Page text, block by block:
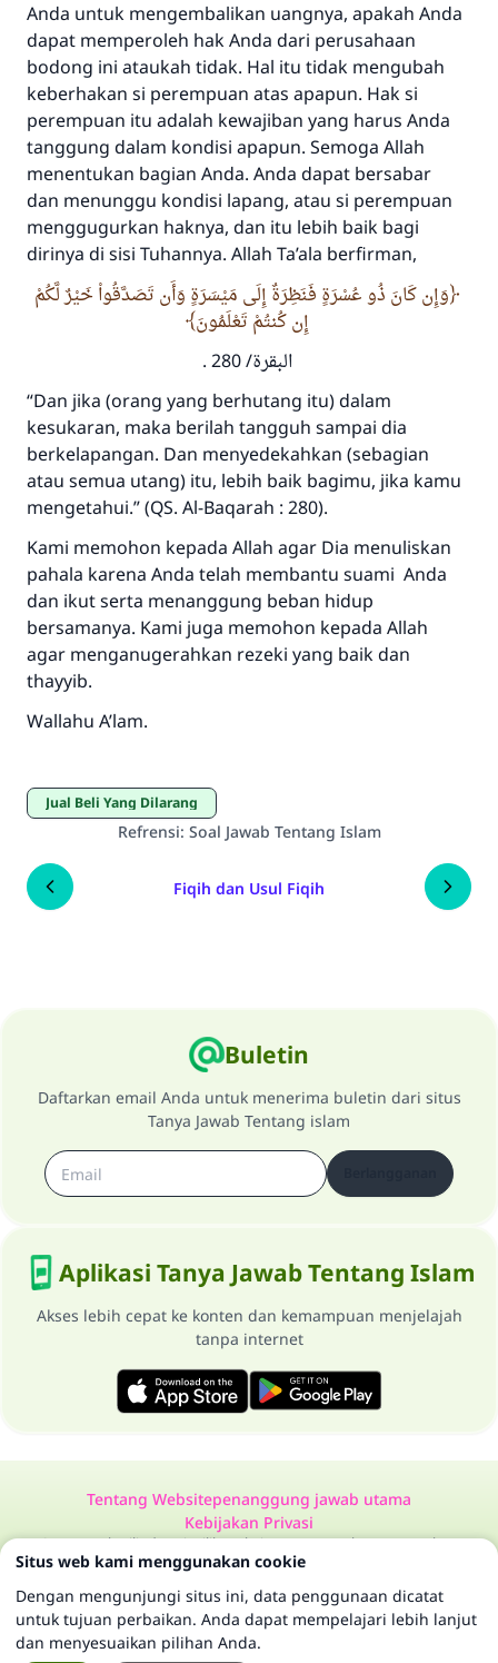
Anda untuk mengembalikan uangnya, apakah Anda
dapat memperoleh hak Anda dari perusahaan
bodong ini ataukah tidak. Hal itu tidak mengubah
keberhakan si perempuan atas apapun. Hak si
perempuan itu adalah kewajiban yang harus Anda
tanggung dalam kondisi apapun. Semoga Allah
menentukan bagian Anda. Anda dapat bersabar
dan menunggu kondisi lapang, atau si perempuan
menggugurkan haknya, dan itu lebih baik bagi
dirinya di sisi Tuhannya. Allah Ta’ala berfirman,
وَإِن كَانَ ذُو عُسْرَةٍ فَنَظِرَةٌ إِلَى مَيْسَرَةٍ وَأَن تَصَدَّقُواْ خَيْرٌ لَّكُمْ
إِن كُنتُمْ تَعْلَمُونَ
البقرة/ 280 .
“Dan jika (orang yang berhutang itu) dalam
kesukaran, maka berilah tangguh sampai dia
berkelapangan. Dan menyedekahkan (sebagian
atau semua utang) itu, lebih baik bagimu, jika kamu
mengetahui.”(QS. Al-Baqarah : 280).
Kami memohon kepada Allah agar Dia menuliskan
pahala karena Anda telah membantu suami Anda
dan ikut serta menanggung beban hidup
bersamanya. Kami juga memohon kepada Allah
agar menganugerahkan rezeki yang baik dan
thayyib.
Wallahu A’lam.
Jual Beli Yang Dilarang
Refrensi: Soal Jawab Tentang Islam
Fiqih dan Usul Fiqih
Buletin
Daftarkan email Anda untuk menerima buletin dari situs
Tanya Jawab Tentang islam
Aplikasi Tanya Jawab Tentang Islam
Akses lebih cepat ke konten dan kemampuan menjelajah
tanpa internet
Tentang Websitepenanggung jawab utama
Kebijakan Privasi
Semua Hak Dilindungi Milik Website Tanya Jawab Tentang Islam
1997-2025 ©
Situs web kami menggunakan cookie
Dengan mengunjungi situs ini, data penggunaan dicatat
untuk tujuan perbaikan. Anda dapat mempelajari lebih lanjut
dan menyesuaikan pilihan Anda.